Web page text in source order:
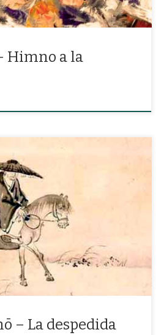
Himno a la
en mi sombrero.»
– La despedida